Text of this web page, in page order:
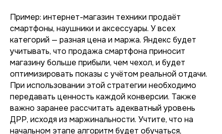
Пример: интернет-магазин техники продаёт
смартфоны, наушники и аксессуары. У всех
категорий — разная цена и маржа. Яндекс будет
учитывать, что продажа смартфона приносит
магазину больше прибыли, чем чехол, и будет
оптимизировать показы с учётом реальной отдачи.
При использовании этой стратегии необходимо
передавать ценность каждой конверсии. Также
важно заранее рассчитать адекватный уровень
ДРР, исходя из маржинальности. Учтите, что на
начальном этапе алгоритм будет обучаться,